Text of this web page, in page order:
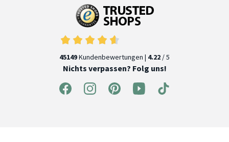
45149Kundenbewertungen | 4.22 / 5
Nichts verpassen? Folg uns!